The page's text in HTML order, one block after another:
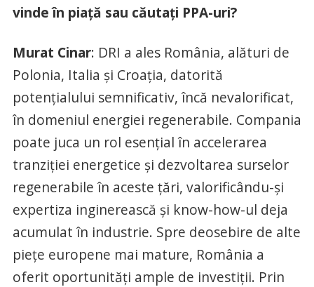
vinde în piață sau căutați PPA-uri?
Murat Cinar: DRI a ales România, alături de
Polonia, Italia și Croația, datorită
potențialului semnificativ, încă nevalorificat,
în domeniul energiei regenerabile. Compania
poate juca un rol esențial în accelerarea
tranziției energetice și dezvoltarea surselor
regenerabile în aceste țări, valorificându-și
expertiza inginerească și know-how-ul deja
acumulat în industrie. Spre deosebire de alte
piețe europene mai mature, România a
oferit oportunități ample de investiții. Prin